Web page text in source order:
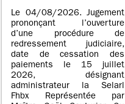
Le 04/08/2026. Jugement
prononçant l’ouverture
d’une procédure de
redressement judiciaire,
date de cessation des
paiements le 15 juillet
2026, désignant
administrateur la Selarl
Fhbx Représentée par